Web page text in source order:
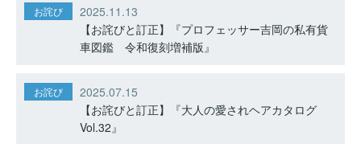
お詫び
2025.11.13
【お詫びと訂正】『プロフェッサー吉岡の私有貨
車図鑑 令和復刻増補版』
お詫び
2025.07.15
【お詫びと訂正】『大人の愛されヘアカタログ
Vol.32』